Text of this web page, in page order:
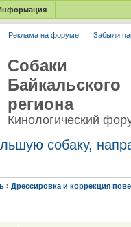
Реклама на форуме Забыли
Собаки
Байкальского
региона
Кинологический
собаку,
› Дрессировка и коррекция